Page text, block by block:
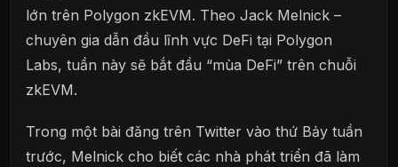
lớn trên Polygon zkEVM. Theo Jack Melnick –
chuyên gia dẫn đầu lĩnh vực DeFi tại Polygon
Labs, tuần này sẽ bắt đầu “mùa DeFi” trên chuỗi
zkEVM.
Trong một bài đăng trên Twitter vào thứ Bảy tuần
trước, Melnick cho biết các nhà phát triển đã làm